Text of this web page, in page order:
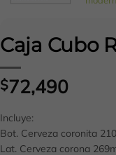
Caja Cubo
$72,490
Incluye:
Bot. Cerveza coronita
Lat. Cerveza corona